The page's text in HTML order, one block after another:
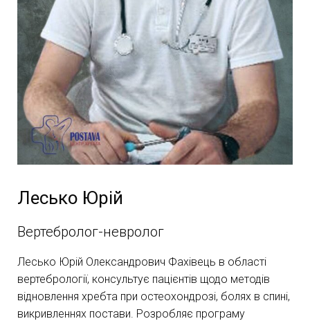
Контакти
Лесько Юрій
Вертебролог-невролог
Лесько Юрій Олександрович Фахівець в області
вертебрології, консультує пацієнтів щодо методів
відновлення хребта при остеохондрозі, болях в спині,
викривленнях постави. Розробляє програму